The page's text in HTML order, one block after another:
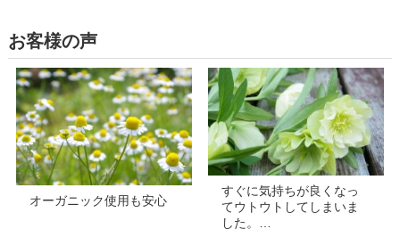
お客様の声
オーガニック使用も安心
すぐに気持ちが良くなっ
てウトウトしてしまいま
した。…